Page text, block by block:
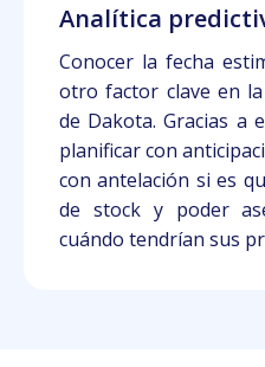
Analítica
Conocer la fecha
otro factor clave en
de Dakota. Gracias a
planificar con
con antelación si es
de stock y poder
cuándo tendrían sus